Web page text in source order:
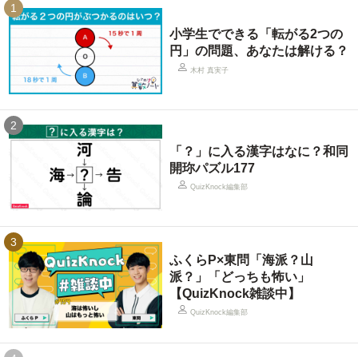
1
小学生でできる「転がる2つの
円」の問題、あなたは解ける？
木村 真実子
2
「？」に入る漢字はなに？和同
開珎パズル177
QuizKnock編集部
3
ふくらP×東問「海派？山
派？」「どっちも怖い」
【QuizKnock雑談中】
QuizKnock編集部